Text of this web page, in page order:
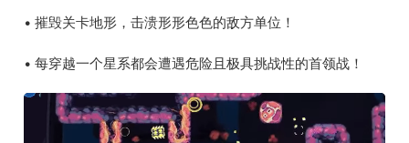
• 摧毁关卡地形，击溃形形色色的敌方单位！
• 每穿越一个星系都会遭遇危险且极具挑战性的首领战！